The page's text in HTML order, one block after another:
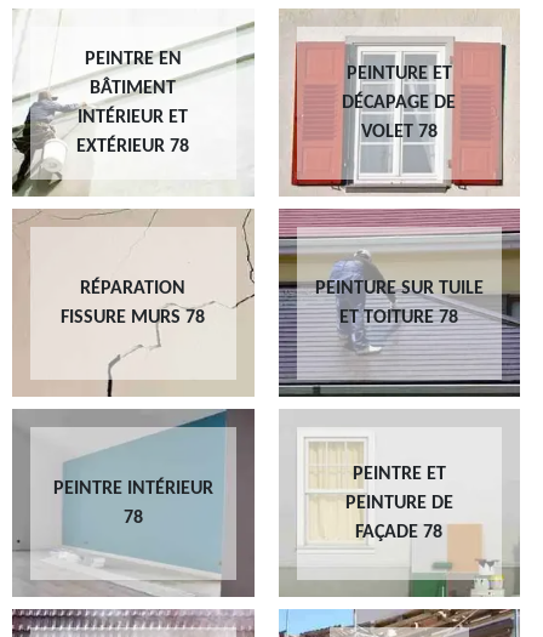
PEINTRE EN
BÂTIMENT
INTÉRIEUR ET
EXTÉRIEUR 78
PEINTURE ET
DÉCAPAGE DE
VOLET 78
RÉPARATION
FISSURE MURS 78
PEINTURE SUR TUILE
ET TOITURE 78
PEINTRE INTÉRIEUR
78
PEINTRE ET
PEINTURE DE
FAÇADE 78